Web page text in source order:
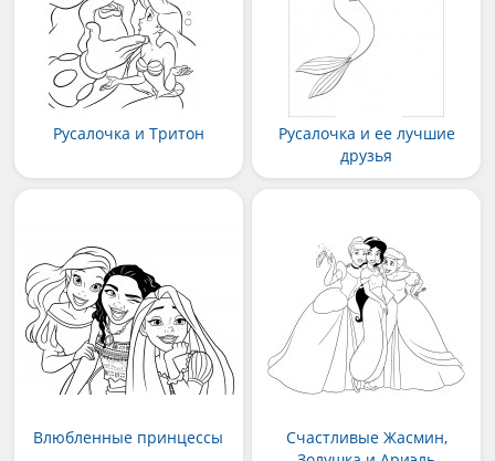
Русалочка и Тритон
Русалочка и ее лучшие
друзья
Влюбленные принцессы
Счастливые Жасмин,